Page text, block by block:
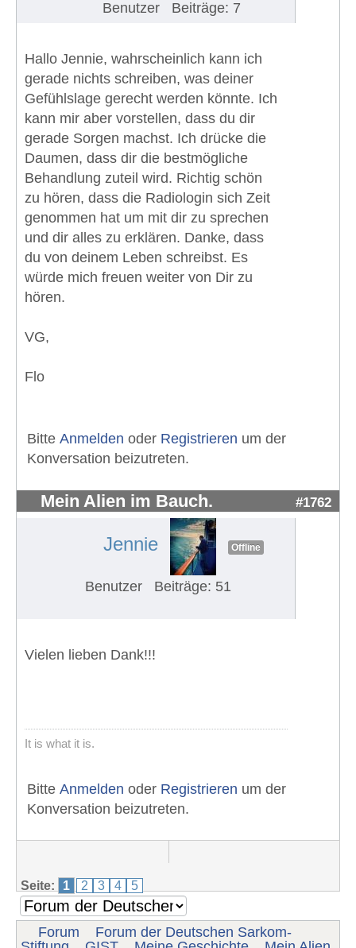
Benutzer Beiträge: 7
Hallo Jennie, wahrscheinlich kann ich
gerade nichts schreiben, was deiner
Gefühlslage gerecht werden könnte. Ich
kann mir aber vorstellen, dass du dir
gerade Sorgen machst. Ich drücke die
Daumen, dass dir die bestmögliche
Behandlung zuteil wird. Richtig schön
zu hören, dass die Radiologin sich Zeit
genommen hat um mit dir zu sprechen
und dir alles zu erklären. Danke, dass
du von deinem Leben schreibst. Es
würde mich freuen weiter von Dir zu
hören.
VG,
Flo
Bitte Anmelden oder Registrieren um der
Konversation beizutreten.
Mein Alien im Bauch. #1762
Jennie Offline
Benutzer Beiträge: 51
Vielen lieben Dank!!!
It is what it is.
Bitte Anmelden oder Registrieren um der
Konversation beizutreten.
Seite: 1 2 3 4 5
Forum
Forum der Deutschen Sarkom-